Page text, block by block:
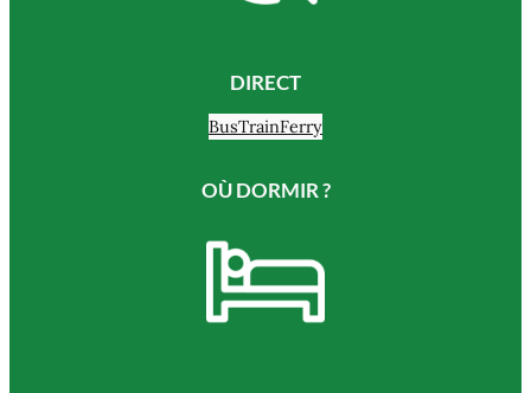
DIRECT
BusTrainFerry
OÙ DORMIR ?